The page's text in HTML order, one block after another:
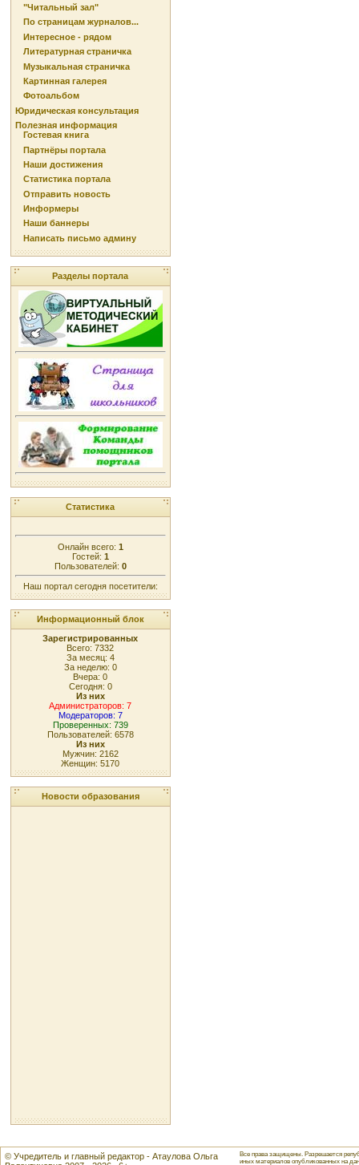
"Читальный зал"
По страницам журналов...
Интересное - рядом
Литературная страничка
Музыкальная страничка
Картинная галерея
Фотоальбом
Юридическая консультация
Полезная информация
Гостевая книга
Партнёры портала
Наши достижения
Статистика портала
Отправить новость
Информеры
Наши баннеры
Написать письмо админу
Разделы портала
Статистика
Онлайн всего: 1
Гостей: 1
Пользователей: 0
Наш портал сегодня посетители:
Информационный блок
Зарегистрированных
Всего: 7332
За месяц: 4
За неделю: 0
Вчера: 0
Сегодня: 0
Из них
Администраторов: 7
Модераторов: 7
Проверенных: 739
Пользователей: 6578
Из них
Мужчин: 2162
Женщин: 5170
Новости образования
© Учредитель и главный редактор - Атаулова Ольга
Все права защищены. Разрешается
иных материалов опубликованных на